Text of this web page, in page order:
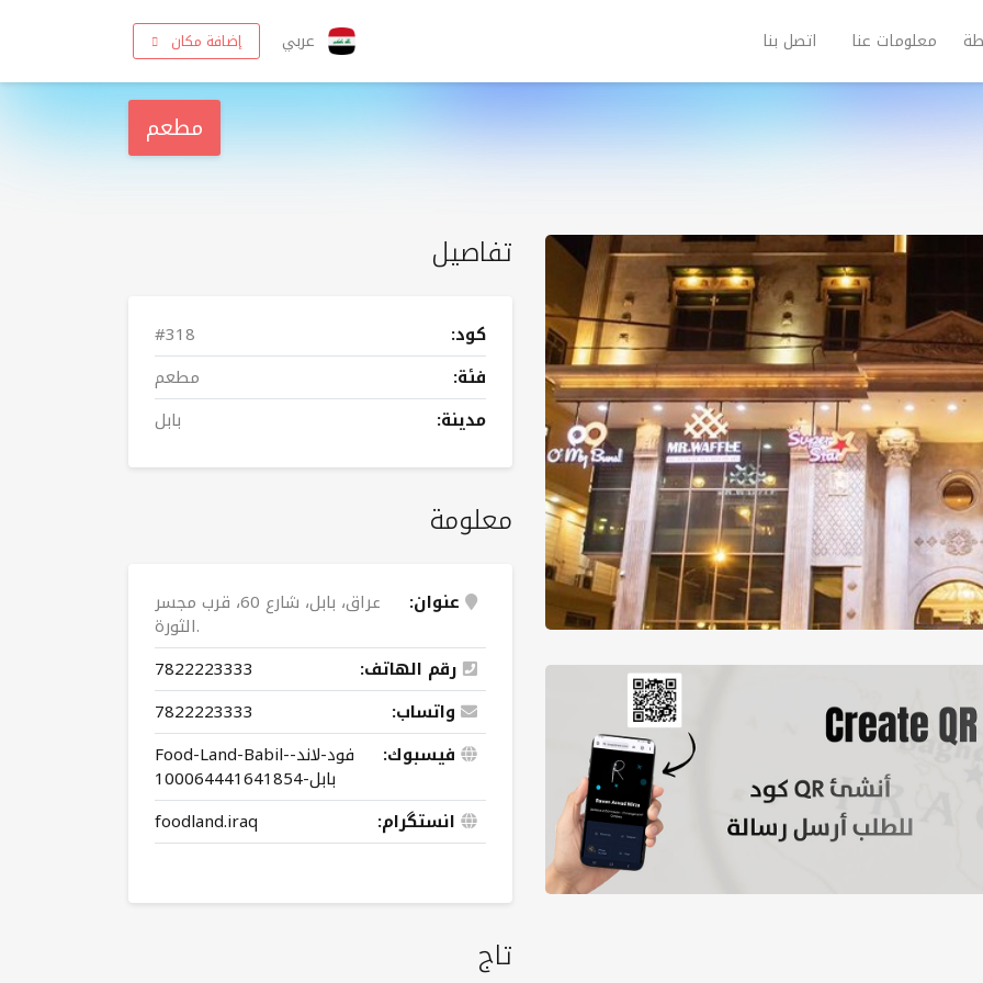
معلومات عنا اتصل بنا عربي إضافة مكان
مطعم
تفاصيل
كود:
#318
فئة:
مطعم
مدينة:
بابل
معلومة
عنوان: عراق، بابل، شارع 60، قرب مجسر
الثورة.
رقم الهاتف:
7822223333
واتساب:
7822223333
فيسبوك:
Food-Land-Babil-فود-لاند-
بابل-100064441641854
انستگرام:
foodland.iraq
تاج